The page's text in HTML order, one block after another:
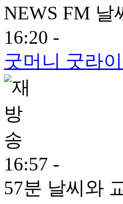
NEWS FM 날
16:20 -
굿머니 굿라
16:57 -
57분 날씨와